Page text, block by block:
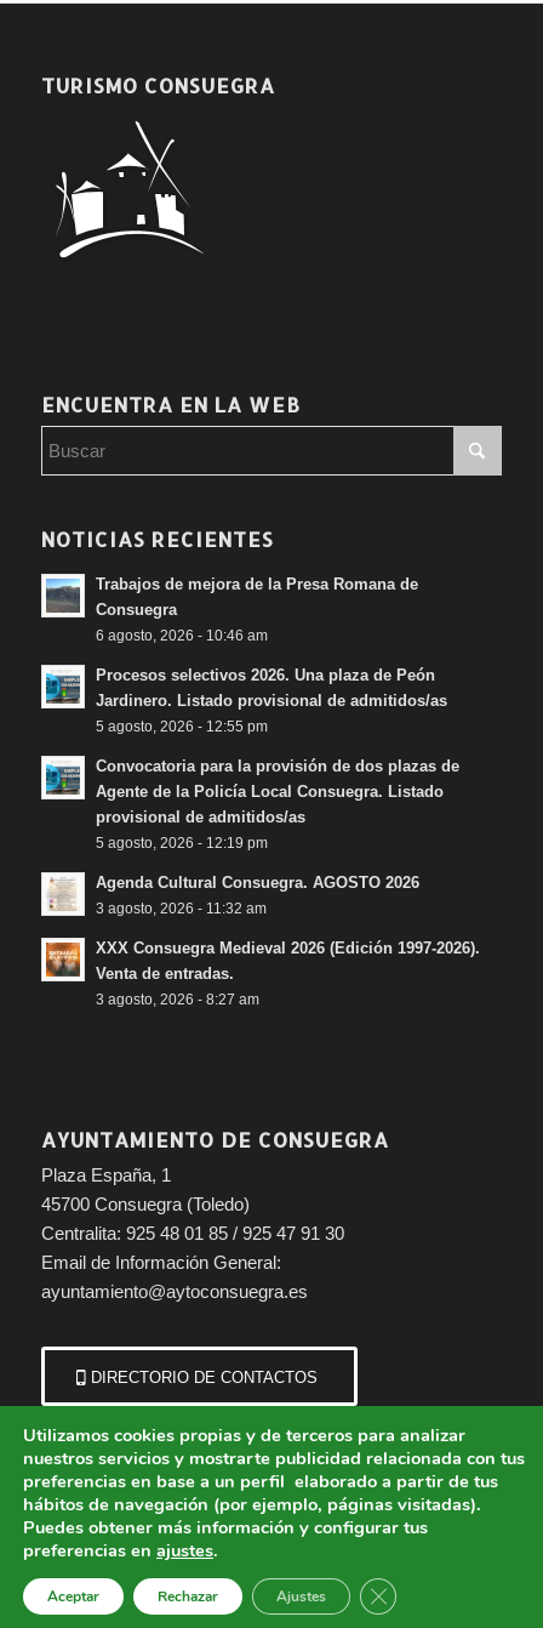
TURISMO CONSUEGRA
ENCUENTRA EN LA WEB
NOTICIAS RECIENTES
Trabajos de mejora de la Presa Romana de
Consuegra
6 agosto, 2026 - 10:46 am
Procesos selectivos 2026. Una plaza de Peón
Jardinero. Listado provisional de admitidos/as
5 agosto, 2026 - 12:55 pm
Convocatoria para la provisión de dos plazas de
Agente de la Policía Local Consuegra. Listado
provisional de admitidos/as
5 agosto, 2026 - 12:19 pm
Agenda Cultural Consuegra. AGOSTO 2026
3 agosto, 2026 - 11:32 am
XXX Consuegra Medieval 2026 (Edición 1997-2026).
Venta de entradas.
3 agosto, 2026 - 8:27 am
AYUNTAMIENTO DE CONSUEGRA
Plaza España, 1
45700 Consuegra (Toledo)
Centralita: 925 48 01 85 / 925 47 91 30
Email de Información General:
ayuntamiento@aytoconsuegra.es
DIRECTORIO DE CONTACTOS
© Copyright - Ayuntamiento de Consuegra (Toledo) | Portal municipal.
Aviso Legal Política de Cookies
Política de Privacidad
Protección de Datos
Política de Accesibilidad
Utilizamos cookies propias y de terceros para analizar
nuestros servicios y mostrarte publicidad relacionada con tus
preferencias en base a un perfil elaborado a partir de tus
hábitos de navegación (por ejemplo, páginas visitadas).
Puedes obtener más información y configurar tus
preferencias en ajustes.
Aceptar Rechazar Ajustes Cerrar el banner de